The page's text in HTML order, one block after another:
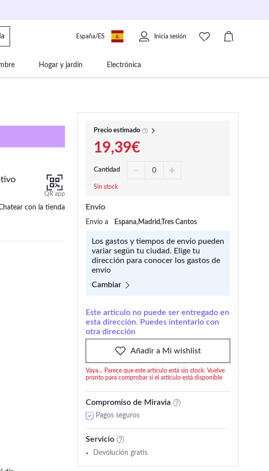
España/ES Inicia sesión
Hogar y jardín Electrónica
QR app
con la tienda
Precio estimado
19,39€
Cantidad
Sin stock
Envío
Envío a Espana,Madrid,Tres Cantos
Los gastos y tiempos de envío pueden
variar según tu ciudad. Elige tu
dirección para conocer los gastos de
envío
Cambiar
Este artículo no puede ser entregado en
esta dirección. Puedes intentarlo con
otra dirección
Añadir a Mi wishlist
Vaya... Parece que este artículo está sin stock. Vuelve
pronto para comprobar si el artículo está disponible
Compromiso de Miravia
Pagos seguros
Servicio
Devolución gratis